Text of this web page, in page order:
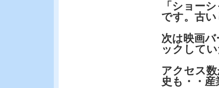
「ショー
です。古
次は映画
ックして
アクセス
史も・・